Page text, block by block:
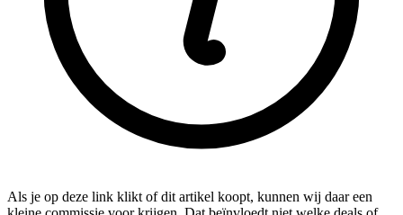
Als je op deze link klikt of dit artikel koopt, kunnen wij daar een